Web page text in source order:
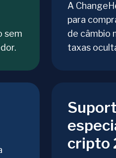
sem
A
para
de câmbio
taxas
cripto